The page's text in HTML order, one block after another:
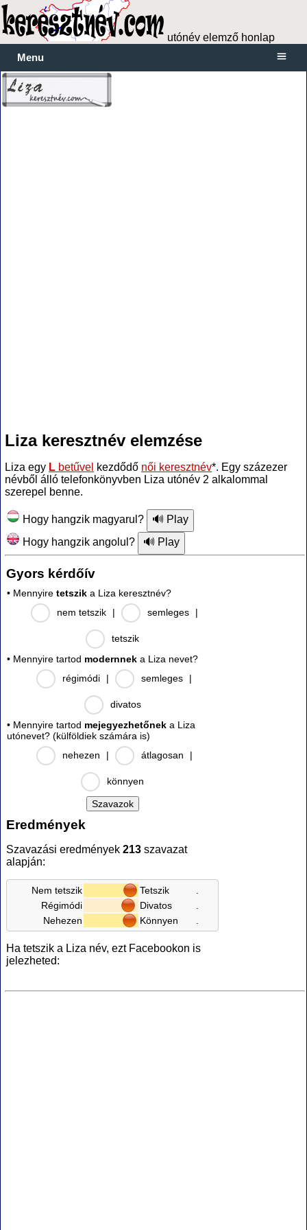
utónév elemző honlap
Menu
Liza keresztnév elemzése
Liza egy L betűvel kezdődő női keresztnév*. Egy százezer
névből álló telefonkönyvben Liza utónév 2 alkalommal
szerepel benne.
Hogy hangzik magyarul?
Hogy hangzik angolul?
Gyors kérdőív
• Mennyire tetszik a Liza keresztnév?
nem tetszik
| semleges |
tetszik
• Mennyire tartod modernnek a Liza nevet?
régimódi
| semleges |
divatos
• Mennyire tartod mejegyezhetőnek a Liza
utónevet? (külföldiek számára is)
nehezen
| átlagosan |
könnyen
Eredmények
Szavazási eredmények 213 szavazat
alapján:
Nem tetszik Tetszik
Régimódi
Divatos
Nehezen
Könnyen
Ha tetszik a Liza név, ezt Facebookon is
jelezheted: